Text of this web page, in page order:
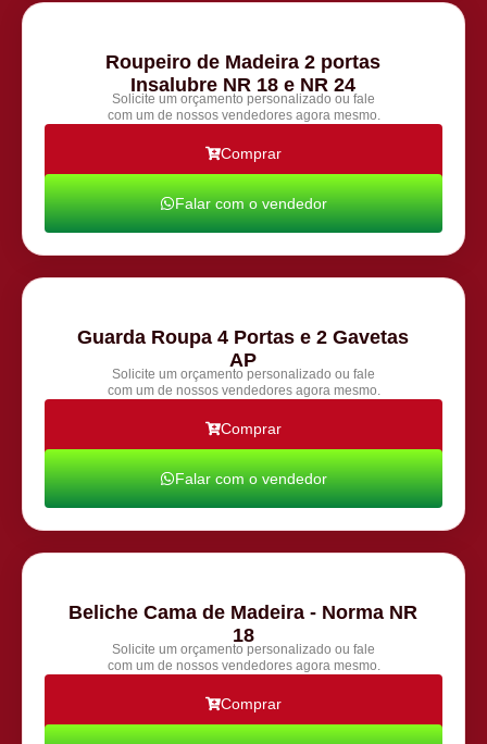
Roupeiro de Madeira 2 portas
Insalubre NR 18 e NR 24
Solicite um orçamento personalizado ou fale
com um de nossos vendedores agora mesmo.
Comprar
Falar com o vendedor
Guarda Roupa 4 Portas e 2 Gavetas
AP
Solicite um orçamento personalizado ou fale
com um de nossos vendedores agora mesmo.
Comprar
Falar com o vendedor
Beliche Cama de Madeira - Norma NR
18
Solicite um orçamento personalizado ou fale
com um de nossos vendedores agora mesmo.
Comprar